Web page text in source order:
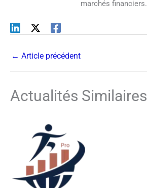
marchés financiers.
← Article précédent
Actualités Similaires